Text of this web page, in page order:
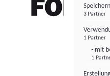
3 Partner
1 Partner
- mit
1
FONDS professionell